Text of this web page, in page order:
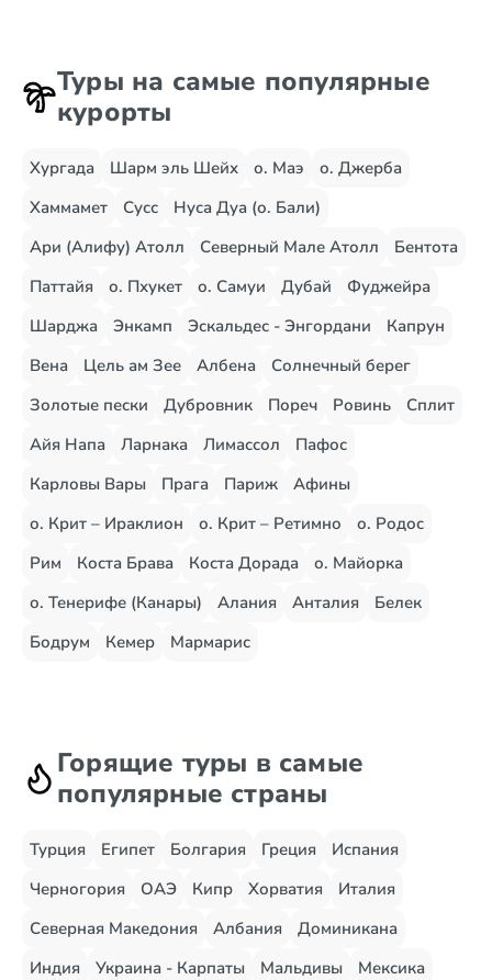
Туры на самые популярные
курорты
Хургада Шарм эль Шейх о. Маэ
о. Джерба
Хаммамет
Сусс
Нуса Дуа (о. Бали)
Ари (Алифу) Атолл
Северный Мале Атолл
Бентота
Паттайя
о. Пхукет о. Самуи Дубай
Фуджейра
Шарджа
Энкамп Эскальдес - Энгордани
Капрун
Вена
Цель ам Зее Албена
Солнечный берег
Золотые пески
Дубровник Пореч Ровинь
Сплит
Айя Напа
Ларнака Лимассол
Пафос
Карловы Вары
Прага Париж
Афины
о. Крит – Ираклион
о. Крит – Ретимно
о. Родос
Рим
Коста Брава Коста Дорада
о. Майорка
о. Тенерифе (Канары)
Алания Анталия
Белек
Бодрум
Кемер Мармарис
Горящие туры в самые
популярные страны
Турция Египет Болгария Греция
Испания
Черногория
ОАЭ Кипр Хорватия
Италия
Северная Македония
Албания
Доминикана
Индия
Украина - Карпаты Мальдивы
Мексика